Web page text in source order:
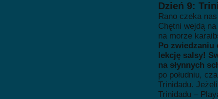
Dzień 9:
Rano czeka
Chętni wejdą
na morze
Po zwiedzaniu
lekcję salsy!
na słynnych
po południu,
Trinidadu.
Trinidadu –